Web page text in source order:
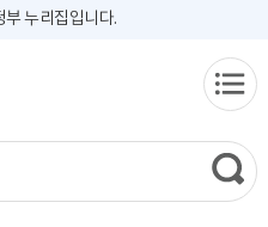
부 누리집입니다.